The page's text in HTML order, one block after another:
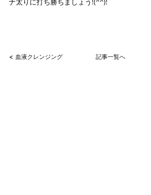
ナ太りに打ち勝ちましょう!(^^)!
< 血液クレンジング 記事一覧へ